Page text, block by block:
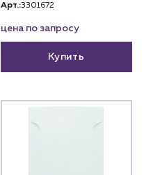
Арт.:3301672
цена по запросу
Купить